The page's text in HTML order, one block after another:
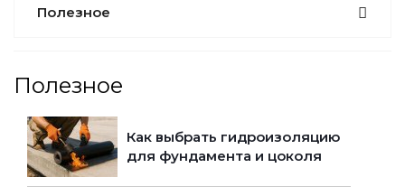
Полезное
Полезное
Как выбрать гидроизоляцию
для фундамента и цоколя